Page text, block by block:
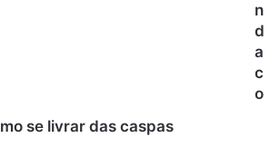
n
d
a
c
o
mo se livrar das caspas